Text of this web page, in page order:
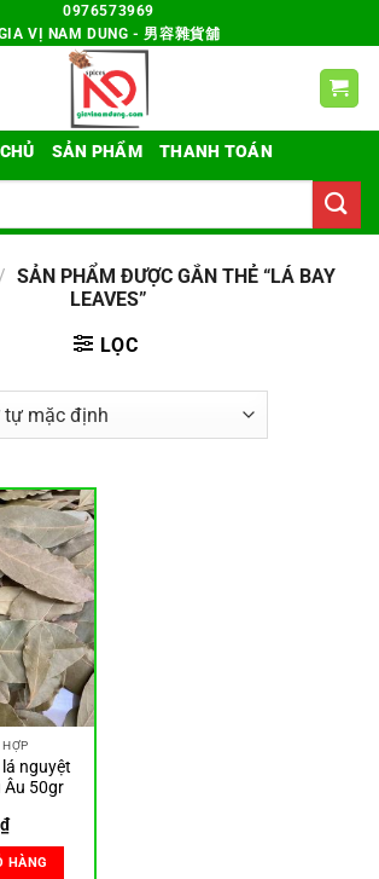
0976573969
VỊ NAM DUNG - 男容雜貨舖
SẢN PHẨM
THANH TOÁN
/ SẢN PHẨM ĐƯỢC GẮN THẺ “LÁ BAY
LEAVES”
LỌC
nguyệt
Âu 50gr
₫
HÀNG